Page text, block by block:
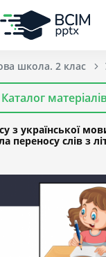
школа. 2 клас
Каталог матеріалів
з української
переносу слів з